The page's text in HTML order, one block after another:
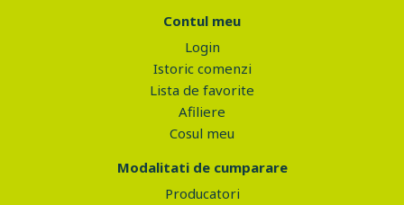
Contul meu
Login
Istoric comenzi
Lista de favorite
Afiliere
Cosul meu
Modalitati de cumparare
Producatori